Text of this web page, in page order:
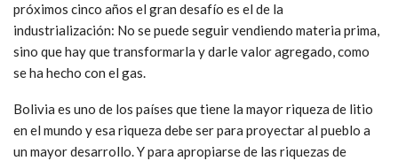
próximos cinco años el gran desafío es el de la
industrialización: No se puede seguir vendiendo materia prima,
sino que hay que transformarla y darle valor agregado, como
se ha hecho con el gas.
Bolivia es uno de los países que tiene la mayor riqueza de litio
en el mundo y esa riqueza debe ser para proyectar al pueblo a
un mayor desarrollo. Y para apropiarse de las riquezas de